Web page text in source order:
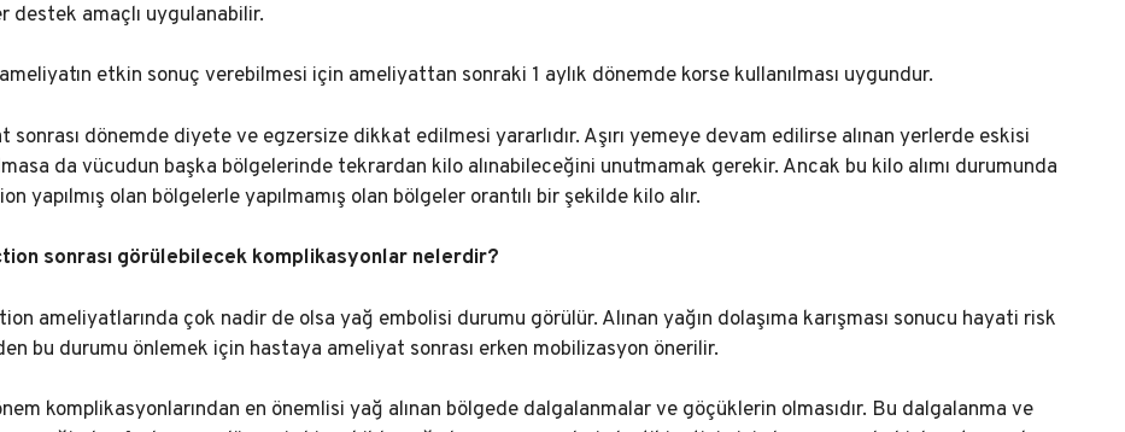
destek amaçlı uygulanabilir.
ameliyatın etkin sonuç verebilmesi için ameliyattan sonraki 1 aylık dönemde korse kullanılması uygundur.
sonrası dönemde diyete ve egzersize dikkat edilmesi yararlıdır. Aşırı yemeye devam edilirse alınan yerlerde eskisi
da vücudun başka bölgelerinde tekrardan kilo alınabileceğini unutmamak gerekir. Ancak bu kilo alımı durumunda
yapılmış olan bölgelerle yapılmamış olan bölgeler orantılı bir şekilde kilo alır.
sonrası görülebilecek komplikasyonlar nelerdir?
ameliyatlarında çok nadir de olsa yağ embolisi durumu görülür. Alınan yağın dolaşıma karışması sonucu hayati risk
bu durumu önlemek için hastaya ameliyat sonrası erken mobilizasyon önerilir.
komplikasyonlarından en önemlisi yağ alınan bölgede dalgalanmalar ve göçüklerin olmasıdır. Bu dalgalanma ve